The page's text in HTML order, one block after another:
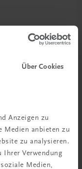
Über Cookies
Anzeigen zu
Medien anbieten zu
zu analysieren.
Verwendung
Medien,